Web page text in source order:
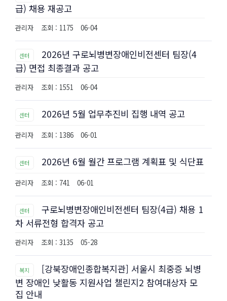
급) 채용 재공고
관리자 조회 : 1175 06-04
센터
2026년 구로뇌병변장애인비전센터 팀장(4
급) 면접 최종결과 공고
관리자 조회 : 1551 06-04
센터 2026년 5월 업무추진비 집행 내역 공고
관리자 조회 : 1386 06-01
센터 2026년 6월 월간 프로그램 계획표 및 식단표
관리자 조회 : 741 06-01
센터
구로뇌병변장애인비전센터 팀장(4급) 채용 1
차 서류전형 합격자 공고
관리자 조회 : 3135 05-28
복지
[강북장애인종합복지관] 서울시 최중증 뇌병
변 장애인 낮활동 지원사업 챌린지2 참여대상자 모
집 안내